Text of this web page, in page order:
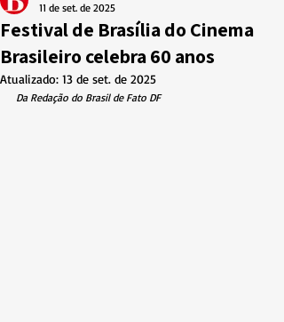
Festival de Brasília do Cinema
Brasileiro celebra 60 anos
11 de set. de 2025
Atualizado: 13 de set. de 2025
Da Redação do Brasil de Fato DF